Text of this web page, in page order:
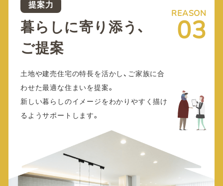
REASON
03
提案力
暮らしに寄り添う、
ご提案
土地や建売住宅の特長を活かし、ご家族に合
わせた最適な住まいを提案。
新しい暮らしのイメージをわかりやすく描け
るようサポートします。